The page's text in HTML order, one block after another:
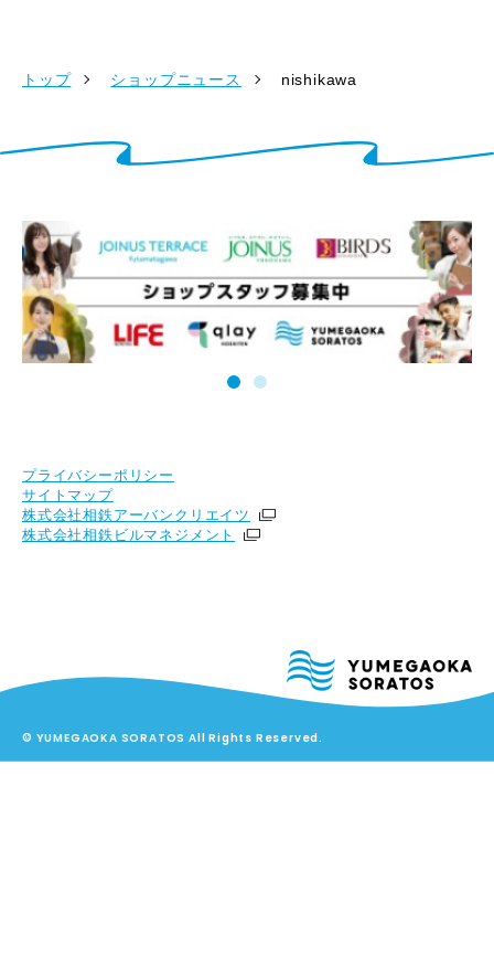
トップ ショップニュース nishikawa
プライバシーポリシー
サイトマップ
株式会社相鉄アーバンクリエイツ
株式会社相鉄ビルマネジメント
© YUMEGAOKA SORATOS All Rights Reserved.